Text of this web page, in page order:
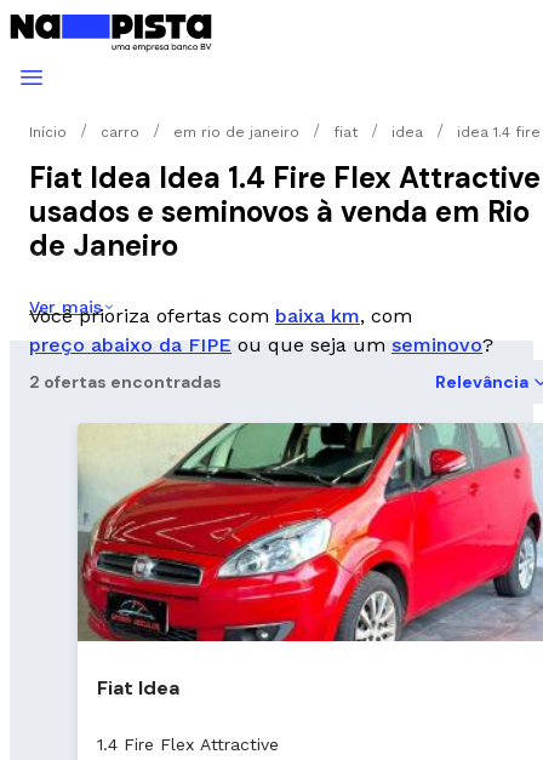
Início carro em rio de janeiro fiat idea idea 1.4
Fiat Idea Idea 1.4 Fire Flex Attractive
usados e seminovos à venda em Rio
de Janeiro
Você prioriza ofertas com baixa km, com
preço abaixo da FIPE ou que seja um seminovo?
Ver mais
2 ofertas encontradas Relevância
Fiat Idea
1.4 Fire Flex Attractive